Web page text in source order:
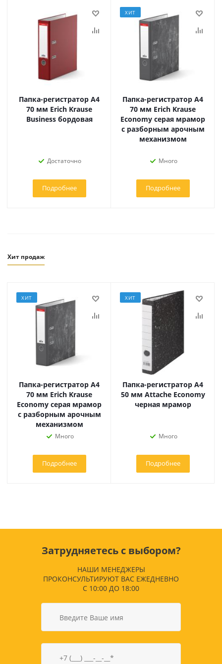
Папка-регистратор А4
70 мм Erich Krause
Business бордовая
Достаточно
Подробнее
ХИТ
Папка-регистратор А4
70 мм Erich Krause
Economy серая мрамор
с разборным арочным
механизмом
Много
Подробнее
Хит продаж
ХИТ
Папка-регистратор А4
70 мм Erich Krause
Economy серая мрамор
с разборным арочным
механизмом
Много
Подробнее
ХИТ
Папка-регистратор А4
50 мм Attache Economy
черная мрамор
Много
Подробнее
Затрудняетесь с выбором?
НАШИ МЕНЕДЖЕРЫ
ПРОКОНСУЛЬТИРУЮТ ВАС ЕЖЕДНЕВНО
С 10:00 ДО 18:00